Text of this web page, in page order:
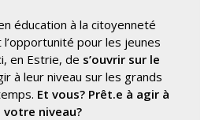
éducation à la citoyenneté
pour les jeunes
en Estrie, de s’ouvrir sur le
à leur niveau sur les grands
Et vous? Prêt.e à agir à
votre niveau?